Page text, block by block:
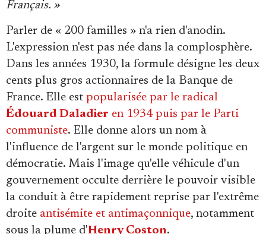
Français. »
Parler de « 200 familles » n'a rien d'anodin.
L'expression n'est pas née dans la complosphère.
Dans les années 1930, la formule désigne les deux
cents plus gros actionnaires de la Banque de
France. Elle est popularisée par le radical
Édouard Daladier en 1934 puis par le Parti
communiste. Elle donne alors un nom à
l'influence de l'argent sur le monde politique en
démocratie. Mais l'image qu'elle véhicule d'un
gouvernement occulte derrière le pouvoir visible
la conduit à être rapidement reprise par l'extrême
droite antisémite et antimaçonnique, notamment
sous la plume d'Henry Coston.